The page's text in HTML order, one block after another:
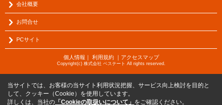
会社概要
お問合せ
PCサイト
個人情報 ｜ 利用規約｜ アクセスマップ
Copyright(c) 株式会社 ベステート All rights reserved.
当サイトでは、お客様の当サイト利用状況把握、サービス向上検討を目的と
して、クッキー（Cookie）を使用しています。
詳しくは、当社の 「Cookieの取扱いについて」 をご確認ください。